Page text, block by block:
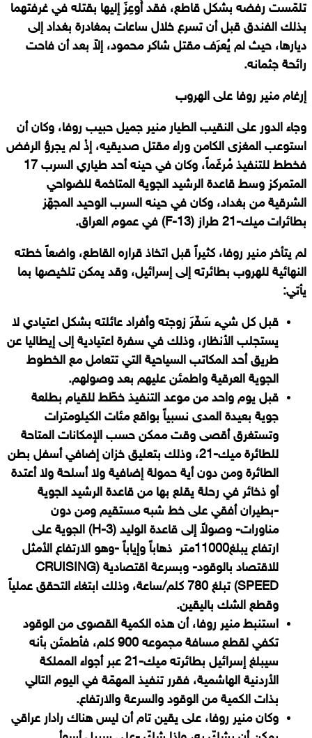
تلمّست رفضه بشكل قاطع، فقد أُوعِزَ إليها بقتله في غرفتهما
بذلك الفندق قبل أن تسرع خلال ساعات بمغادرة بغداد إلى
ديارها، حيث لم يُعرَف مقتل شاكر محمود، إلاّ بعد أن فاحت
رائحة جثمانه.
إرغام منير روفا على الهروب
وجاء الدور على النقيب الطيار منير جميل حبيب روفا، وكان أن
استوعب المغزى الكامن وراء مقتل صديقيه، إذْ لم يجرؤ الرفض
فخطط للتنفيذ مُرغَماً، وكان في حينه أحد طياري السرب 17
المتمركز وسط قاعدة الرشيد الجوية المتاخمة للضواحي
الشرقية من بغداد، وكان في حينه السرب الوحيد المجهّز
بطائرات ميك-21 طراز
(
F-13
) في عموم العراق.
لم يتأخر منير روفا، كثيراً قبل اتخاذ قراره القاطع، واضعاً خطته
النهائية للهروب بطائرته إلى إسرائيل، وقد يمكن تلخيصها بما
يأتي:
قبل كل شيء سَفّرَ زوجته وأفراد عائلته بشكل اعتيادي لا
يستجلب الأنظار، وذلك في سفرة اعتيادية إلى إيطاليا عن
طريق أحد المكاتب السياحية التي تتعامل مع الخطوط
الجوية العرقية واطمئن عليهم بعد وصولهم.
قبل يوم واحد من موعد التنفيذ خطّط للقيام بطلعة
جوية بعيدة المدى نسبياً بواقع مئات الكيلومترات
وتستغرق أقصى وقت ممكن حسب الإمكانات المتاحة
للطائرة ميك-21، وذلك بتعليق خزان إضافي أسفل بطن
الطائرة ومن دون أية حمولة إضافية ولا أسلحة ولا أعتدة
أو ذخائر في رحلة يقلع بها من قاعدة الرشيد الجوية
-بطيران أفقي على خط شبه مستقيم ومن دون
مناورات- وصولاً إلى قاعدة الوليد (
H-3
) الجوية على
ارتفاع يبلغ11000متر
ذهاباً وإياباً -وهو الارتفاع الأمثل
للاقتصاد بالوقود- وبسرعة اقتصادية (
CRUISING
SPEED
)
تبلغ 780 كلم/ساعة، وذلك ابتغاء التحقق عملياً
وقطع الشك باليقين.
استنبط منير روفا، أن هذه الكمية القصوى من الوقود
تكفي لقطع مسافة مجموعه 900 كلم، فأطمئن بأنه
سيبلغ إسرائيل بطائرته ميك-21 عبر أجواء المملكة
الأردنية الهاشمية، فقرر تنفيذ المهمّة في اليوم التالي
بذات الكمية من الوقود والسرعة والارتفاع.
وكان منير روفا، على يقين تام أن ليس هناك رادار عراقي